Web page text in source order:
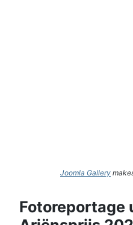
Joomla Gallery
Fotoreportage